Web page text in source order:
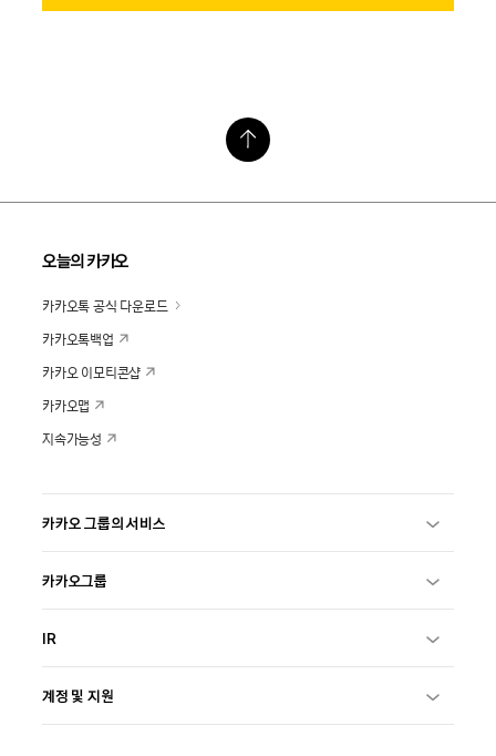
오늘의 카카오
카카오톡 공식 다운로드
카카오톡백업
카카오 이모티콘샵
카카오맵
지속가능성
카카오 그룹의 서비스
카카오그룹
IR
계정 및 지원